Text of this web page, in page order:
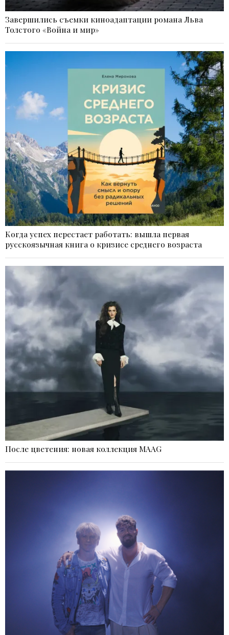
Завершились съемки киноадаптации романа Льва
Толстого «Война и мир»
Когда успех перестает работать: вышла первая
русскоязычная книга о кризисе среднего возраста
После цветения: новая коллекция MAAG